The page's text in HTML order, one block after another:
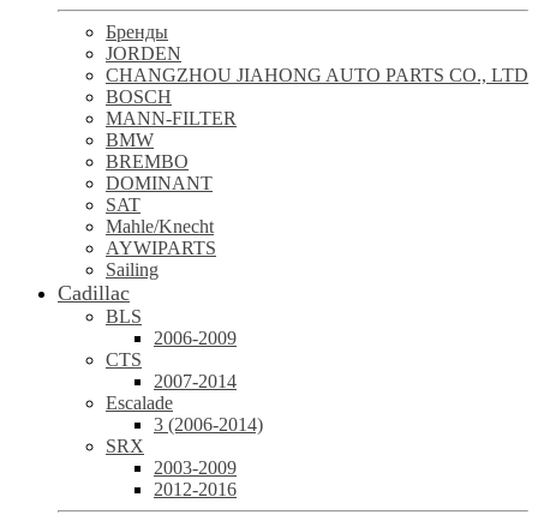
Бренды
JORDEN
CHANGZHOU JIAHONG AUTO PARTS CO., LTD
BOSCH
MANN-FILTER
BMW
BREMBO
DOMINANT
SAT
Mahle/Knecht
AYWIPARTS
Sailing
Cadillac
BLS
2006-2009
CTS
2007-2014
Escalade
3 (2006-2014)
SRX
2003-2009
2012-2016